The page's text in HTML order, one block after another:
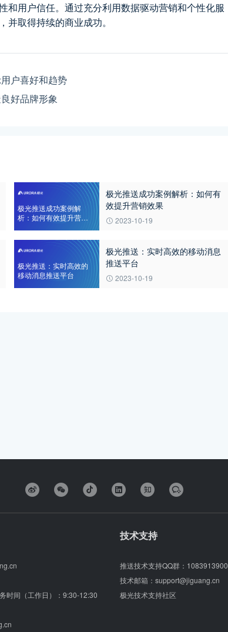
和用户信任。通过充分利用数据驱动营销和个性化服
取得持续的商业成功。
户喜好和趋势
好品牌形象
极光推送成功案例解
析：如何有效提升营销
极光推送成功案例解析：如何有
效提升营销效果
2023-10-19
极光推送：实时高效的
移动消息推送平台
极光推送：实时高效的移动消息
推送平台
2023-10-19
时间（工作日）：9:30-12:30
技术支持
推送技术支持QQ群： 1083913900
技术邮箱： support@jiguang.cn
极光技术支持社区